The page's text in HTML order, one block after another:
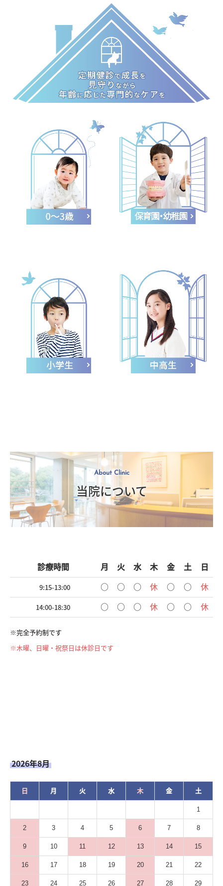
About Clinic
当院について
診療時間 月 火 水 木 金 土 日
9:15-13:00 ○ ○ ○ 休 ○ ○ 休
14:00-18:30 ○ ○ ○ 休 ○ ○ 休
※完全予約制です
※木曜、日曜・祝祭日は休診日です
2026年8月
日 月 火 水 木 金 土
1
2 3 4 5 6 7 8
9 10 11 12 13 14 15
16 17 18 19 20 21 22
23 24 25 26 27 28 29